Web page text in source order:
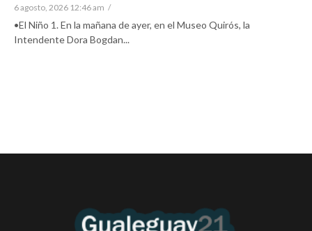
6 agosto, 2026 12:46 am /
•El Niño 1. En la mañana de ayer, en el Museo Quirós, la
Intendente Dora Bogdan...